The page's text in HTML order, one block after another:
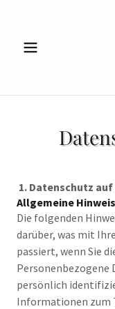
1. Datenschutz
Allgemeine
Die folgenden
darüber, was mit
passiert, wenn Sie
Personenbezogene
persönlich
Informationen zum